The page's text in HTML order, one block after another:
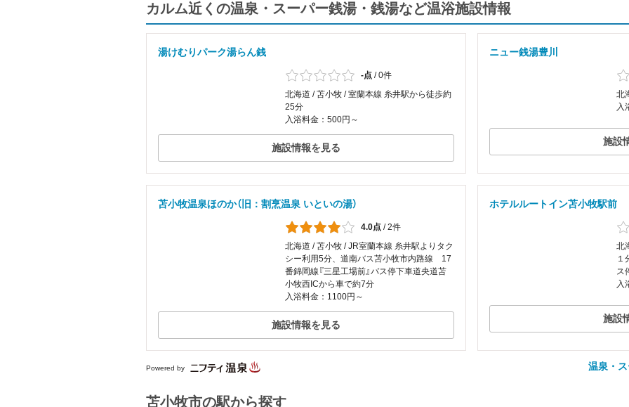
カルム近くの温泉・スーパー銭湯・銭湯など温浴施設情報
湯けむりパーク湯らん銭
-点 /0件
北海道 / 苫小牧 / 室蘭本線 糸井駅から徒歩約
25分
入浴料金：500円～
施設情報を見る
ニュー銭湯豊川
北
入
施設
苫小牧温泉ほのか（旧：割烹温泉 いといの湯）
4.0点 /2件
北海道 / 苫小牧 / JR室蘭本線 糸井駅よりタク
シー利用5分、道南バス苫小牧市内路線 17
番錦岡線『三星工場前』バス停下車道央道苫
小牧西ICから車で約7分
入浴料金：1100円～
施設情報を見る
ホテルルートイン苫小牧駅前
北
１
ス
入
施設
Powered by 温泉・
苫小牧市の駅から探す